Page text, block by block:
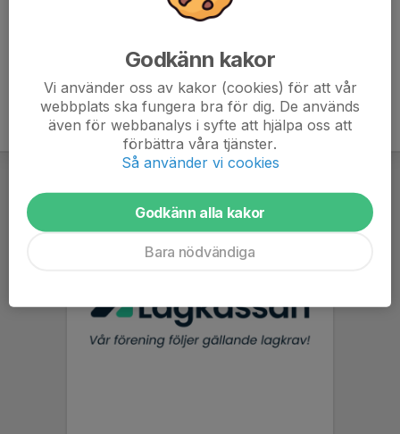
Godkänn kakor
Vi använder oss av kakor (cookies) för att vår
webbplats ska fungera bra för dig. De används
även för webbanalys i syfte att hjälpa oss att
förbättra våra tjänster.
Så använder vi cookies
Godkänn alla kakor
Bara nödvändiga